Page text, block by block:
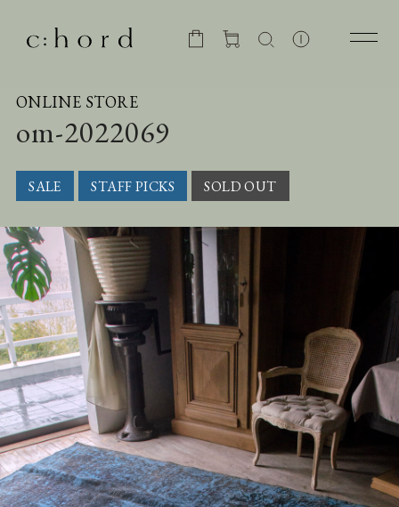
ONLINE STORE
om-2022069